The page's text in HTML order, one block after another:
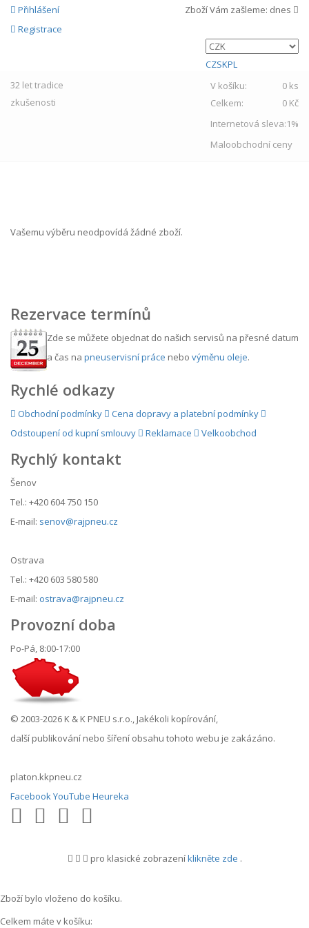
Přihlášení
Registrace
Zboží Vám zašleme: dnes
CZSKPL
32 lettradice
zkušenosti
V košíku:
0 ks
Celkem:
0 Kč
Internetová sleva:1%
Maloobchodní ceny
Vašemu výběru neodpovídá žádné zboží.
Rezervace termínů
Zde se můžete objednat do našich servisů na přesné datum
a čas na pneuservisní práce nebo výměnu oleje.
Rychlé odkazy
Obchodní podmínky
Cena dopravy a platební podmínky
Odstoupení od kupní smlouvy
Reklamace Velkoobchod
Rychlý kontakt
Šenov
Tel.: +420 604 750 150
E-mail: senov@rajpneu.cz
Ostrava
Tel.: +420 603 580 580
E-mail: ostrava@rajpneu.cz
Provozní doba
Po-Pá, 8:00-17:00
© 2003-2026 K & K PNEU s.r.o., Jakékoli kopírování,
další publikování nebo šíření obsahu tohoto webu je zakázáno.
platon.kkpneu.cz
FacebookYouTube Heureka
pro klasické zobrazeníklikněte zde .
Zboží bylo vloženo do košíku.
Celkem máte v košíku: